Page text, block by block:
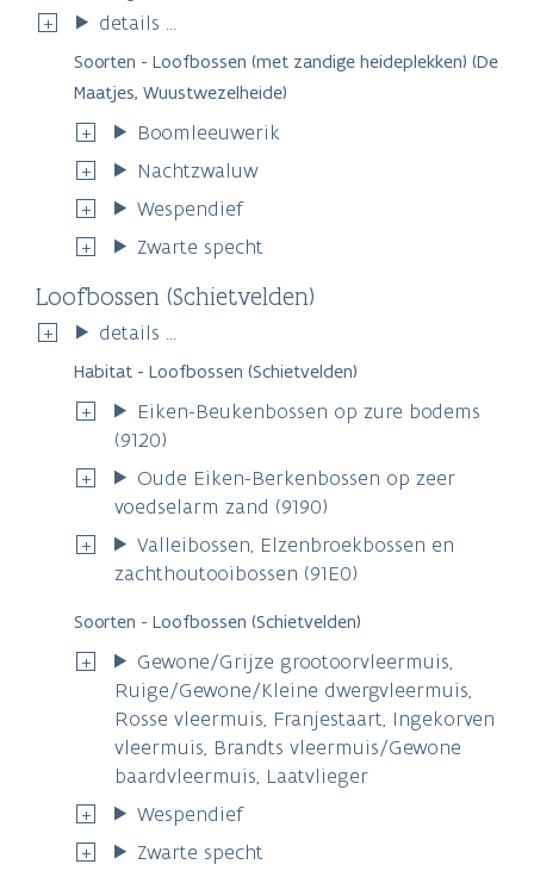
details ...
Soorten - Loofbossen (met zandige heideplekken) (De
Maatjes, Wuustwezelheide)
Boomleeuwerik
Nachtzwaluw
Wespendief
Zwarte specht
Loofbossen (Schietvelden)
details ...
Habitat - Loofbossen (Schietvelden)
Eiken-Beukenbossen op zure bodems
(9120)
Oude Eiken-Berkenbossen op zeer
voedselarm zand (9190)
Valleibossen, Elzenbroekbossen en
zachthoutooibossen (91E0)
Soorten - Loofbossen (Schietvelden)
Gewone/Grijze grootoorvleermuis,
Ruige/Gewone/Kleine dwergvleermuis,
Rosse vleermuis, Franjestaart, Ingekorven
vleermuis, Brandts vleermuis/Gewone
baardvleermuis, Laatvlieger
Wespendief
Zwarte specht